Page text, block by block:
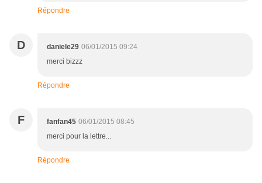
Répondre
D daniele29 06/01/2015 09:24
merci bizzz
Répondre
F fanfan45 06/01/2015 08:45
merci pour la lettre...
Répondre